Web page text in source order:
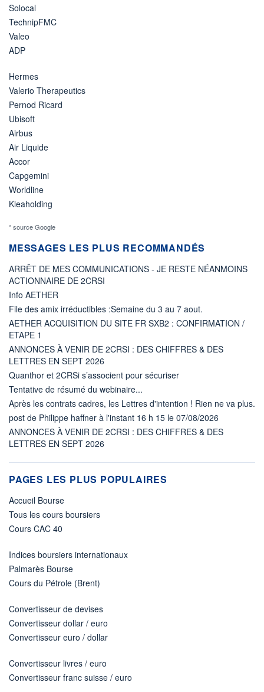
Solocal
TechnipFMC
Valeo
ADP
Hermes
Valerio Therapeutics
Pernod Ricard
Ubisoft
Airbus
Air Liquide
Accor
Capgemini
Worldline
Kleaholding
* source Google
MESSAGES LES PLUS RECOMMANDÉS
ARRÊT DE MES COMMUNICATIONS - JE RESTE NÉANMOINS
ACTIONNAIRE DE 2CRSI
Info AETHER
File des amix irréductibles :Semaine du 3 au 7 aout.
AETHER ACQUISITION DU SITE FR SXB2 : CONFIRMATION /
ETAPE 1
ANNONCES À VENIR DE 2CRSI : DES CHIFFRES & DES
LETTRES EN SEPT 2026
Quanthor et 2CRSi s’associent pour sécuriser
Tentative de résumé du webinaire...
Après les contrats cadres, les Lettres d'intention ! Rien ne va plus.
post de Philippe haffner à l'instant 16 h 15 le 07/08/2026
ANNONCES À VENIR DE 2CRSI : DES CHIFFRES & DES
LETTRES EN SEPT 2026
PAGES LES PLUS POPULAIRES
Accueil Bourse
Tous les cours boursiers
Cours CAC 40
Indices boursiers internationaux
Palmarès Bourse
Cours du Pétrole (Brent)
Convertisseur de devises
Convertisseur dollar / euro
Convertisseur euro / dollar
Convertisseur livres / euro
Convertisseur franc suisse / euro